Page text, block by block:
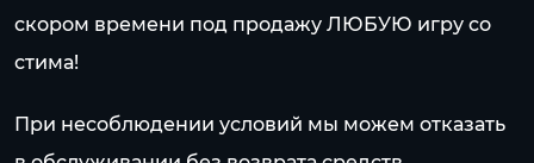
скором времени под продажу ЛЮБУЮ игру со
стима!
При несоблюдении условий мы можем отказать